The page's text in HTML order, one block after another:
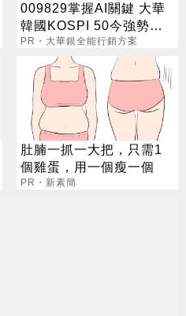
009829掌握AI關鍵 大華
韓國KOSPI 50今強勢開
募
PR・大華銀全能行銷方案
肚腩一抓一大把，只需1
個雞蛋，用一個瘦一個
PR・新素簡